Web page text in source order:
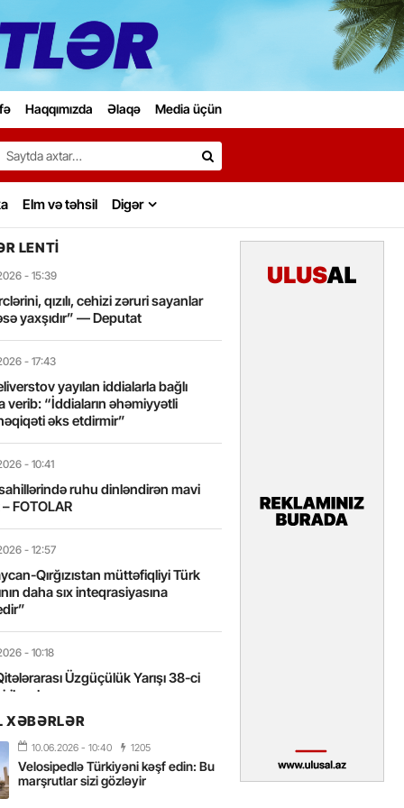
Haqqımızda Əlaqə Media üçün
Search…
Elm və təhsil Digər
LENTI
- 15:39
qızılı, cehizi zəruri sayanlar
yaxşıdır” — Deputat
- 17:43
yayılan iddialarla bağlı
verib: “İddiaların əhəmiyyətli
əks etdirmir”
- 10:41
ruhu dinləndirən mavi
FOTOLAR
- 12:57
Qırğızıstan müttəfiqliyi Türk
daha sıx inteqrasiyasına
- 10:18
Üzgüçülük Yarışı 38-ci
- 18:22
milli kimliyimizin və mənəvi
əsas dayağıdır – Tənzilə
XƏBƏRLƏR
10.06.2026 - 10:40 1205
Velosipedlə Türkiyəni kəşf edin: Bu
marşrutlar sizi gözləyir